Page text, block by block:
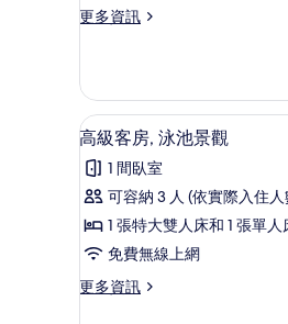
有
更多資訊
更
別
墅
的
情
顯
示
高
級
客
泳
9
高級客房, 泳池景觀
1 間臥室
可容納 3 人 (依實際入住
1 張特大雙人床和 1 張單人
免費無線上網
更多資訊
更